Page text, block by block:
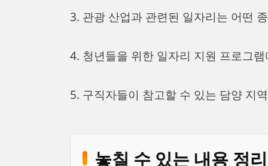
3. 관광 산업과 관련된 일자리는 어떤
4. 청년들을 위한 일자리 지원 프로그
5. 구직자들이 참고할 수 있는 담양 지
놓칠 수 있는 내용 정리